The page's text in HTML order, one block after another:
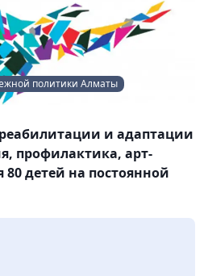
политики Алматы
и адаптации
профилактика, арт-
80 детей на постоянной